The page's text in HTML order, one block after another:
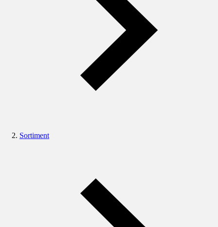
Sortiment